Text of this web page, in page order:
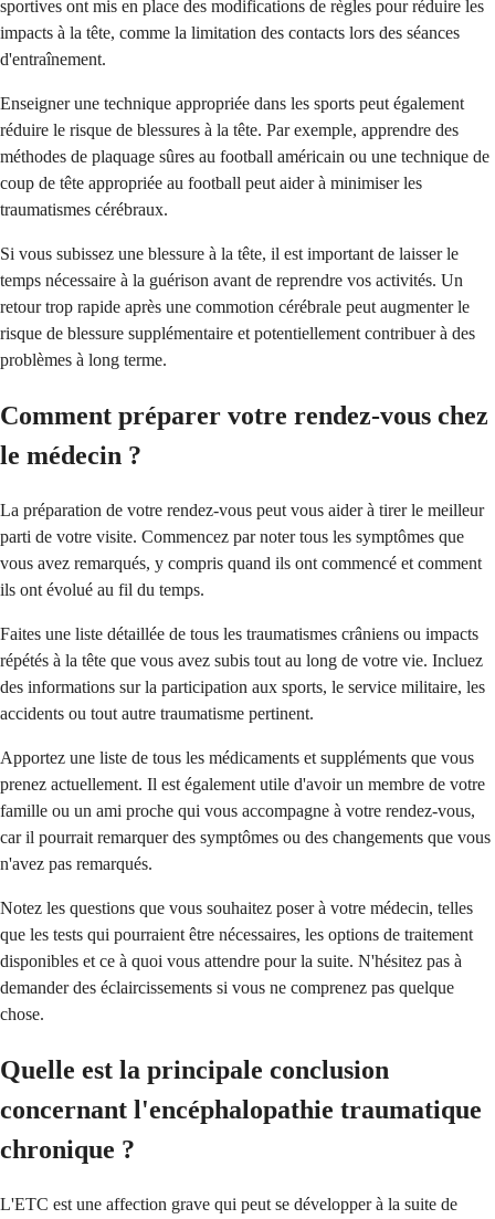
sportives ont mis en place des modifications de règles pour réduire les
impacts à la tête, comme la limitation des contacts lors des séances
d'entraînement.
Enseigner une technique appropriée dans les sports peut également
réduire le risque de blessures à la tête. Par exemple, apprendre des
méthodes de plaquage sûres au football américain ou une technique de
coup de tête appropriée au football peut aider à minimiser les
traumatismes cérébraux.
Si vous subissez une blessure à la tête, il est important de laisser le
temps nécessaire à la guérison avant de reprendre vos activités. Un
retour trop rapide après une commotion cérébrale peut augmenter le
risque de blessure supplémentaire et potentiellement contribuer à des
problèmes à long terme.
Comment préparer votre rendez-vous chez
le médecin ?
La préparation de votre rendez-vous peut vous aider à tirer le meilleur
parti de votre visite. Commencez par noter tous les symptômes que
vous avez remarqués, y compris quand ils ont commencé et comment
ils ont évolué au fil du temps.
Faites une liste détaillée de tous les traumatismes crâniens ou impacts
répétés à la tête que vous avez subis tout au long de votre vie. Incluez
des informations sur la participation aux sports, le service militaire, les
accidents ou tout autre traumatisme pertinent.
Apportez une liste de tous les médicaments et suppléments que vous
prenez actuellement. Il est également utile d'avoir un membre de votre
famille ou un ami proche qui vous accompagne à votre rendez-vous,
car il pourrait remarquer des symptômes ou des changements que vous
n'avez pas remarqués.
Notez les questions que vous souhaitez poser à votre médecin, telles
que les tests qui pourraient être nécessaires, les options de traitement
disponibles et ce à quoi vous attendre pour la suite. N'hésitez pas à
demander des éclaircissements si vous ne comprenez pas quelque
chose.
Quelle est la principale conclusion
concernant l'encéphalopathie traumatique
chronique ?
L'ETC est une affection grave qui peut se développer à la suite de